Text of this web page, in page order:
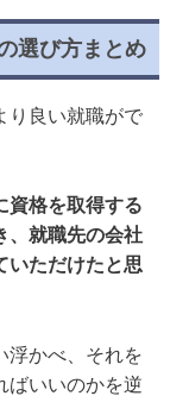
で難しい資格ランキング
方によっては効率よく取
役に立つ資格でな...
選び方まとめ
り良い就職がで
資格を取得する
、就職先の会社
いただけたと思
浮かべ、それを
ばいいのかを逆